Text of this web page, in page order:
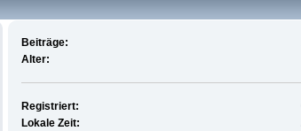
Beiträge:
Alter:
Registriert:
Lokale Zeit: